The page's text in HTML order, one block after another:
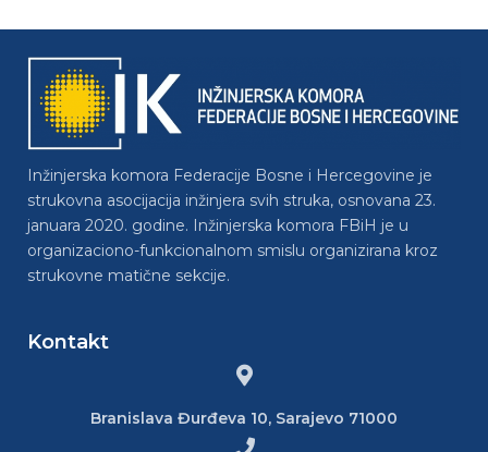
Inžinjerska komora Federacije Bosne i Hercegovine je
strukovna asocijacija inžinjera svih struka, osnovana 23.
januara 2020. godine. Inžinjerska komora FBiH je u
organizaciono-funkcionalnom smislu organizirana kroz
strukovne matične sekcije.
Kontakt
Branislava Đurđeva 10, Sarajevo 71000